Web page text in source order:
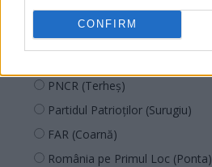
CONFIRM
PDF (Lazarus)
PUSL (D. Voiculescu)
PNCR (Terheș)
Partidul Patrioților (Surugiu)
FAR (Coarnă)
România pe Primul Loc (Ponta)